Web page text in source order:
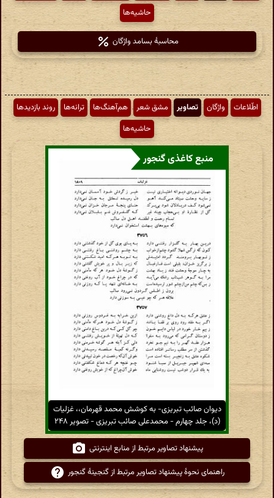
حاشیه‌ها
محاسبهٔ بسامد واژگان
اطّلاعات واژگان تصاویر مشق شعر هم‌آهنگ‌ها ترانه‌ها
روند بازدیدها
حاشیه‌ها
منبع کاغذی گنجور
دیوان صائب تبریزی- به کوشش محمد قهرمان،، غزلیات
(د)، جلد چهارم - محمدعلی صائب تبریزی - تصویر ۲۴۸
پیشنهاد تصاویر مرتبط از منابع اینترنتی
راهنمای نحوهٔ پیشنهاد تصاویر مرتبط از گنجینهٔ گنجور